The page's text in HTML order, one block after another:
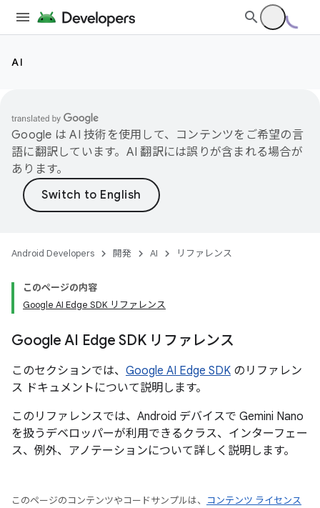
AI
Google は AI 技術を使用して、コンテンツをご希望の言
語に翻訳しています。AI 翻訳には誤りが含まれる場合が
あります。
Android Developers 開発 AI リファレンス
このページの内容
Google AI Edge SDK リファレンス
Google AI Edge SDK リファレンス
このセクションでは、 Google AI Edge SDK のリファレン
ス ドキュメントについて説明します。
このリファレンスでは、Android デバイスで Gemini Nano
を扱うデベロッパーが利用できるクラス、インターフェー
ス、例外、アノテーションについて詳しく説明します。
このページのコンテンツやコードサンプルは、
コンテンツ ライセンス